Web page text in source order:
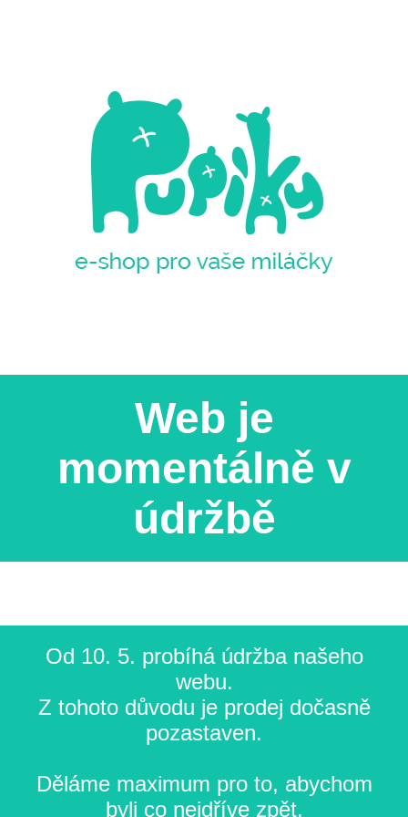
Web je
momentálně v
údržbě
Od 10. 5. probíhá údržba našeho
webu.
Z tohoto důvodu je prodej dočasně
pozastaven.
Děláme maximum pro to, abychom
byli co nejdříve zpět.